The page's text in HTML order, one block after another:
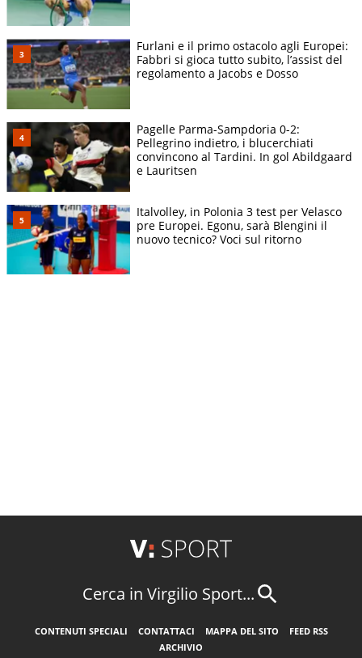
Furlani e il primo ostacolo agli Europei:
Fabbri si gioca tutto subito, l’assist del
regolamento a Jacobs e Dosso
Pagelle Parma-Sampdoria 0-2:
Pellegrino indietro, i blucerchiati
convincono al Tardini. In gol Abildgaard
e Lauritsen
Italvolley, in Polonia 3 test per Velasco
pre Europei. Egonu, sarà Blengini il
nuovo tecnico? Voci sul ritorno
Cerca in Virgilio Sport...
CONTENUTI SPECIALI CONTATTACI MAPPA DEL SITO
FEED RSS
ARCHIVIO